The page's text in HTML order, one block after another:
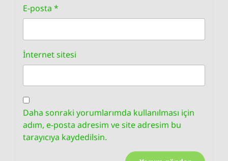
E-posta *
İnternet sitesi
Daha sonraki yorumlarımda kullanılması için
adım, e-posta adresim ve site adresim bu
tarayıcıya kaydedilsin.